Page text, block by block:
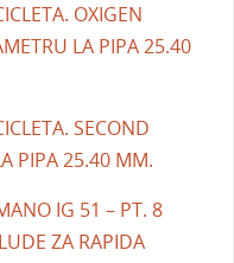
OXIGEN
LA PIPA 25.40
SECOND
PIPA 25.40 MM.
IG 51 – PT. 8
ZA RAPIDA